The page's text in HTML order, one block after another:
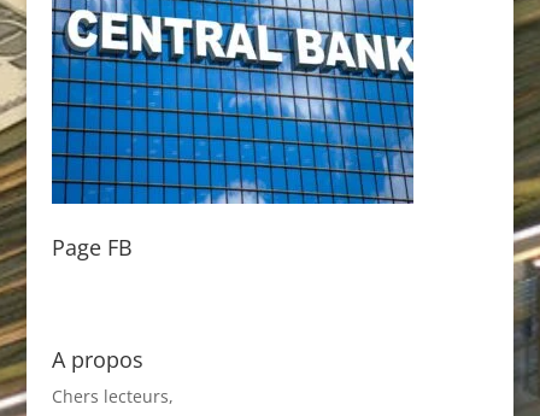
Page FB
A propos
Chers lecteurs,